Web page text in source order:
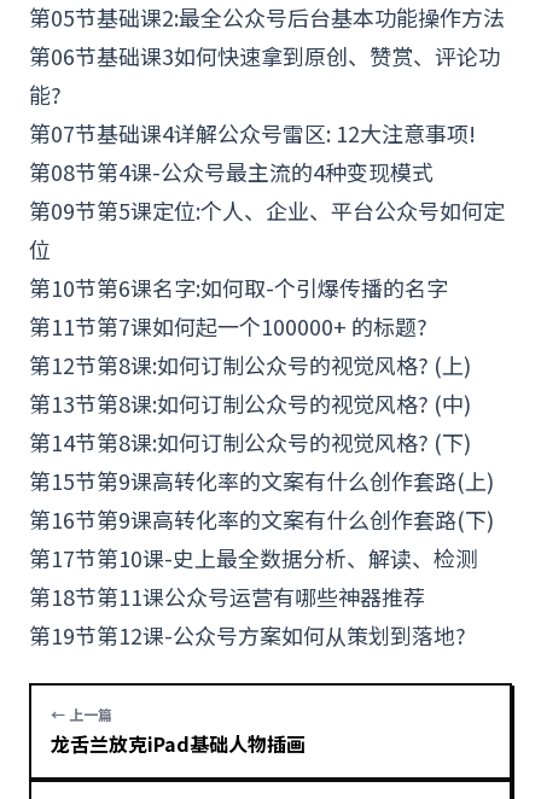
第05节基础课2:最全公众号后台基本功能操作方法
第06节基础课3如何快速拿到原创、赞赏、评论功
能?
第07节基础课4详解公众号雷区: 12大注意事项!
第08节第4课-公众号最主流的4种变现模式
第09节第5课定位:个人、企业、平台公众号如何定
位
第10节第6课名字:如何取-个引爆传播的名字
第11节第7课如何起一个100000+ 的标题?
第12节第8课:如何订制公众号的视觉风格? (上)
第13节第8课:如何订制公众号的视觉风格? (中)
第14节第8课:如何订制公众号的视觉风格? (下)
第15节第9课高转化率的文案有什么创作套路(上)
第16节第9课高转化率的文案有什么创作套路(下)
第17节第10课-史上最全数据分析、解读、检测
第18节第11课公众号运营有哪些神器推荐
第19节第12课-公众号方案如何从策划到落地?
← 上一篇
龙舌兰放克iPad基础人物插画